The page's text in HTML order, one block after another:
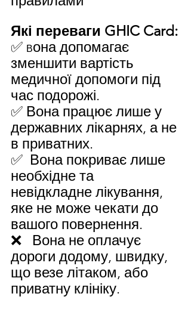
Які переваги GHIC Card:
✅ Вона допомагає
зменшити вартість
медичної допомоги під
час подорожі.
✅ Вона працює лише у
державних лікарнях, а не
в приватних.
✅  Вона покриває лише
необхідне та
невідкладне лікування,
яке не може чекати до
вашого повернення.
❌   Вона не оплачує
дороги додому, швидку,
що везе літаком, або
приватну клініку.